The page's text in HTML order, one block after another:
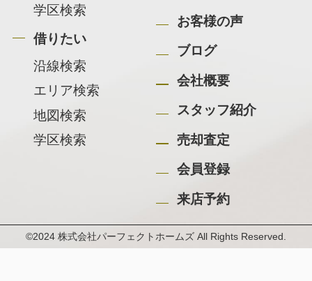
学区検索
借りたい
沿線検索
エリア検索
地図検索
学区検索
お客様の声
ブログ
会社概要
スタッフ紹介
売却査定
会員登録
来店予約
©2024 株式会社パーフェクトホームズ All Rights Reserved.